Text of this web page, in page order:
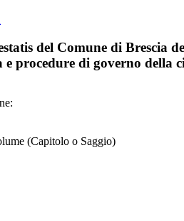
del Comune di Brescia
e procedure di governo della
(Capitolo o Saggio)